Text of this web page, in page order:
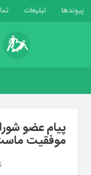
پیوندها تبلیغات
پیام عضو
موفقیت